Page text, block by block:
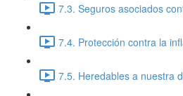
7.3. Seguros asociados
7.4. Protección contra la
7.5. Heredables a nuestra